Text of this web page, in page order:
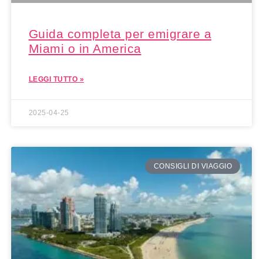
Guida completa per emigrare a
Miami o in America
LEGGI TUTTO »
2025-04-25
CONSIGLI DI VIAGGIO